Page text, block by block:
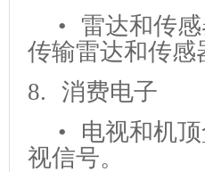
• 雷达和传感
传输雷达和传感
8. 消费电子
• 电视和机顶
视信号。